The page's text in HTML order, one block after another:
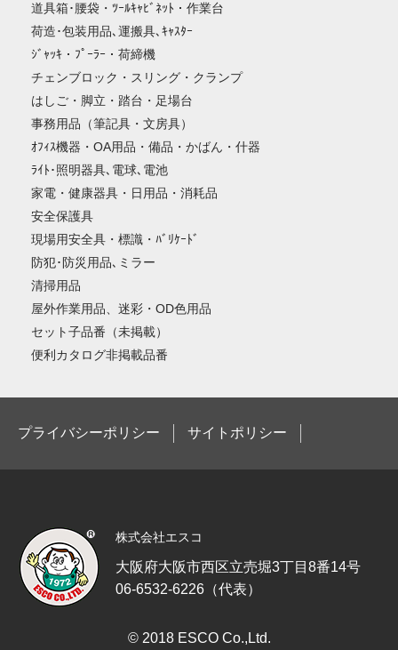
道具箱･腰袋・ﾂｰﾙｷｬﾋﾞﾈｯﾄ・作業台
荷造･包装用品､運搬具､ｷｬｽﾀｰ
ｼﾞｬｯｷ・ﾌﾟｰﾗｰ・荷締機
チェンブロック・スリング・クランプ
はしご・脚立・踏台・足場台
事務用品（筆記具・文房具）
ｵﾌｨｽ機器・OA用品・備品・かばん・什器
ﾗｲﾄ･照明器具､電球､電池
家電・健康器具・日用品・消耗品
安全保護具
現場用安全具・標識・ﾊﾞﾘｹｰﾄﾞ
防犯･防災用品､ミラー
清掃用品
屋外作業用品、迷彩・OD色用品
セット子品番（未掲載）
便利カタログ非掲載品番
プライバシーポリシー サイトポリシー
株式会社エスコ
大阪府大阪市西区立売堀3丁目8番14号
06-6532-6226（代表）
© 2018 ESCO Co.,Ltd.